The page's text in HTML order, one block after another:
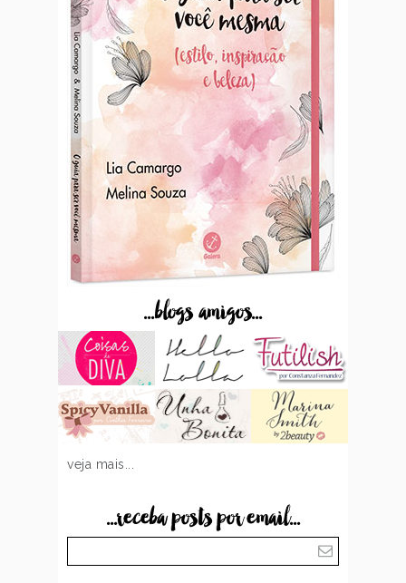
...blogs amigos...
veja mais...
...receba posts por email...